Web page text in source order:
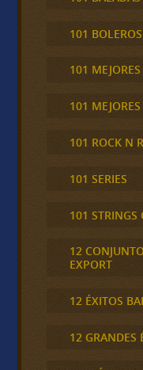
101 BOLEROS
101
101
101 ROCK N
101 SERIES
101 STRINGS
12
EXPORT
12 ÉXITOS
12 GRANDES